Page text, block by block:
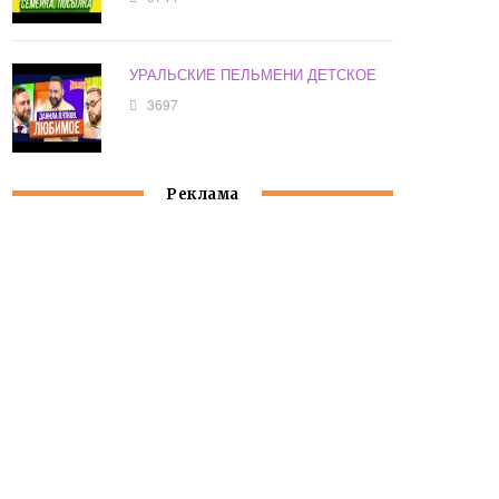
УРАЛЬСКИЕ ПЕЛЬМЕНИ ДЕТСКОЕ
3697
Реклама